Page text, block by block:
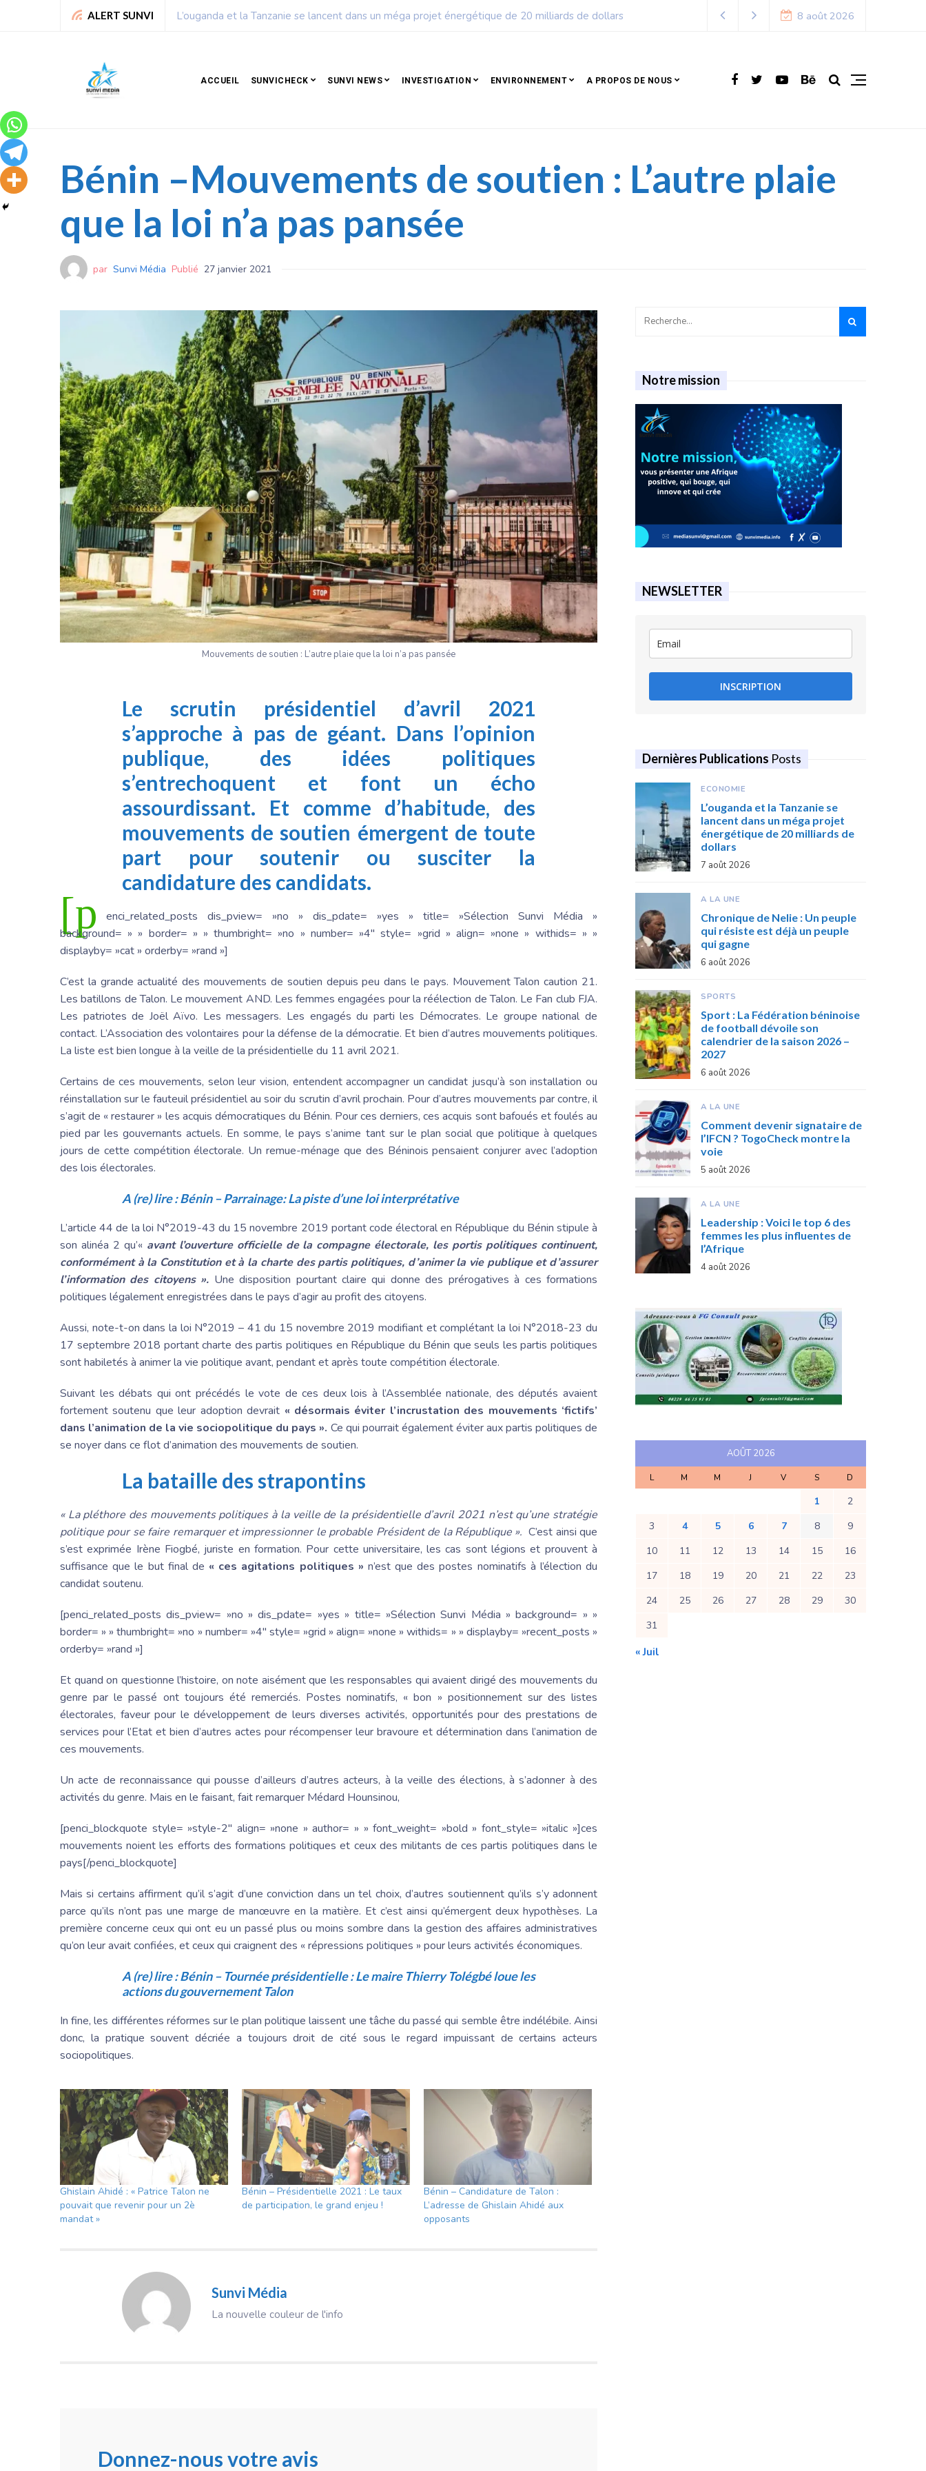
ALERT SUNVI Chronique de Nelie : Un peuple qui résiste est déjà un peuple qui gagne 8 août 2026
ACCUEIL SUNVICHECK SUNVI NEWS INVESTIGATION ENVIRONNEMENT A PROPOS DE NOUS
Bénin –Mouvements de soutien : L’autre plaie
que la loi n’a pas pansée
par Sunvi Média Publié 27 janvier 2021
Mouvements de soutien : L’autre plaie que la loi n’a pas pansée
Le scrutin présidentiel d’avril 2021
s’approche à pas de géant. Dans l’opinion
publique, des idées politiques
s’entrechoquent et font un écho
assourdissant. Et comme d’habitude, des
mouvements de soutien émergent de toute
part pour soutenir ou susciter la
candidature des candidats.
[p
enci_related_posts dis_pview= »no » dis_pdate= »yes » title= »Sélection Sunvi Média »
background= » » border= » » thumbright= »no » number= »4″ style= »grid » align= »none » withids= » »
displayby= »cat » orderby= »rand »]
C’est la grande actualité des mouvements de soutien depuis peu dans le pays. Mouvement Talon caution 21.
Les batillons de Talon. Le mouvement AND. Les femmes engagées pour la réélection de Talon. Le Fan club FJA.
Les patriotes de Joël Aïvo. Les messagers. Les engagés du parti les Démocrates. Le groupe national de
contact. L’Association des volontaires pour la défense de la démocratie. Et bien d’autres mouvements politiques.
La liste est bien longue à la veille de la présidentielle du 11 avril 2021.
Certains de ces mouvements, selon leur vision, entendent accompagner un candidat jusqu’à son installation ou
réinstallation sur le fauteuil présidentiel au soir du scrutin d’avril prochain. Pour d’autres mouvements par contre, il
s’agit de « restaurer » les acquis démocratiques du Bénin. Pour ces derniers, ces acquis sont bafoués et foulés au
pied par les gouvernants actuels. En somme, le pays s’anime tant sur le plan social que politique à quelques
jours de cette compétition électorale. Un remue-ménage que des Béninois pensaient conjurer avec l’adoption
des lois électorales.
A (re) lire :Bénin – Parrainage: La piste d’une loi interprétative
L’article 44 de la loi N°2019-43 du 15 novembre 2019 portant code électoral en République du Bénin stipule à
son alinéa 2 qu’« avant l’ouverture officielle de la compagne électorale, les portis politiques continuent,
conformément à la Constitution et à la charte des partis politiques, d’animer la vie publique et d’assurer
l’information des citoyens ». Une disposition pourtant claire qui donne des prérogatives à ces formations
politiques légalement enregistrées dans le pays d’agir au profit des citoyens.
Aussi, note-t-on dans la loi N°2019 – 41 du 15 novembre 2019 modifiant et complétant la loi N°2018-23 du
17 septembre 2018 portant charte des partis politiques en République du Bénin que seuls les partis politiques
sont habiletés à animer la vie politique avant, pendant et après toute compétition électorale.
Suivant les débats qui ont précédés le vote de ces deux lois à l’Assemblée nationale, des députés avaient
fortement soutenu que leur adoption devrait « désormais éviter l’incrustation des mouvements ‘fictifs’
dans l’animation de la vie sociopolitique du pays ». Ce qui pourrait également éviter aux partis politiques de
se noyer dans ce flot d’animation des mouvements de soutien.
La bataille des strapontins
« La pléthore des mouvements politiques à la veille de la présidentielle d’avril 2021 n’est qu’une stratégie
politique pour se faire remarquer et impressionner le probable Président de la République ». C’est ainsi que
s’est exprimée Irène Fiogbé, juriste en formation. Pour cette universitaire, les cas sont légions et prouvent à
suffisance que le but final de « ces agitations politiques » n’est que des postes nominatifs à l’élection du
candidat soutenu.
[penci_related_posts dis_pview= »no » dis_pdate= »yes » title= »Sélection Sunvi Média » background= » »
border= » » thumbright= »no » number= »4″ style= »grid » align= »none » withids= » » displayby= »recent_posts »
orderby= »rand »]
Et quand on questionne l’histoire, on note aisément que les responsables qui avaient dirigé des mouvements du
genre par le passé ont toujours été remerciés. Postes nominatifs, « bon » positionnement sur des listes
électorales, faveur pour le développement de leurs diverses activités, opportunités pour des prestations de
services pour l’Etat et bien d’autres actes pour récompenser leur bravoure et détermination dans l’animation de
ces mouvements.
Un acte de reconnaissance qui pousse d’ailleurs d’autres acteurs, à la veille des élections, à s’adonner à des
activités du genre. Mais en le faisant, fait remarquer Médard Hounsinou,
[penci_blockquote style= »style-2″ align= »none » author= » » font_weight= »bold » font_style= »italic »]ces
mouvements noient les efforts des formations politiques et ceux des militants de ces partis politiques dans le
pays[/penci_blockquote]
Mais si certains affirment qu’il s’agit d’une conviction dans un tel choix, d’autres soutiennent qu’ils s’y adonnent
parce qu’ils n’ont pas une marge de manœuvre en la matière. Et c’est ainsi qu’émergent deux hypothèses. La
première concerne ceux qui ont eu un passé plus ou moins sombre dans la gestion des affaires administratives
qu’on leur avait confiées, et ceux qui craignent des « répressions politiques » pour leurs activités économiques.
A (re) lire :Bénin – Tournée présidentielle : Le maire Thierry Tolégbé loue les
actions du gouvernement Talon
In fine, les différentes réformes sur le plan politique laissent une tâche du passé qui semble être indélébile. Ainsi
donc, la pratique souvent décriée a toujours droit de cité sous le regard impuissant de certains acteurs
sociopolitiques.
Ghislain Ahidé : « Patrice Talon ne
pouvait que revenir pour un 2è
mandat »
Bénin – Présidentielle 2021 : Le taux
de participation, le grand enjeu !
Bénin – Candidature de Talon :
L’adresse de Ghislain Ahidé aux
opposants
Sunvi Média
La nouvelle couleur de l'info
Donnez-nous votre avis
Notre mission
NEWSLETTER
INSCRIPTION
Dernières Publications Posts
ECONOMIE
L’ouganda et la Tanzanie se
lancent dans un méga projet
énergétique de 20 milliards de
dollars
7 août 2026
A LA UNE
Chronique de Nelie : Un peuple
qui résiste est déjà un peuple
qui gagne
6 août 2026
SPORTS
Sport : La Fédération béninoise
de football dévoile son
calendrier de la saison 2026 –
2027
6 août 2026
A LA UNE
Comment devenir signataire de
l’IFCN ? TogoCheck montre la
voie
5 août 2026
A LA UNE
Leadership : Voici le top 6 des
femmes les plus influentes de
l’Afrique
4 août 2026
AOÛT 2026
L M M J V S D
1
2
3
4 5 6 7 8
9
10
11 12 13 14 15
16
17
18 19 20 21 22
23
24
25 26 27 28 29
30
31
« Juil